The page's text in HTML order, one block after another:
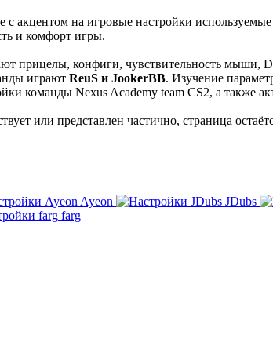
акцентом на игровые настройки
и комфорт игры.
прицелы, конфиги, чувствительность мыши,
играют ReuS и JookerBB. Изучение
команды Nexus Academy team CS2, а также
или представлен частично, страница
Ayeon JDubs
farg